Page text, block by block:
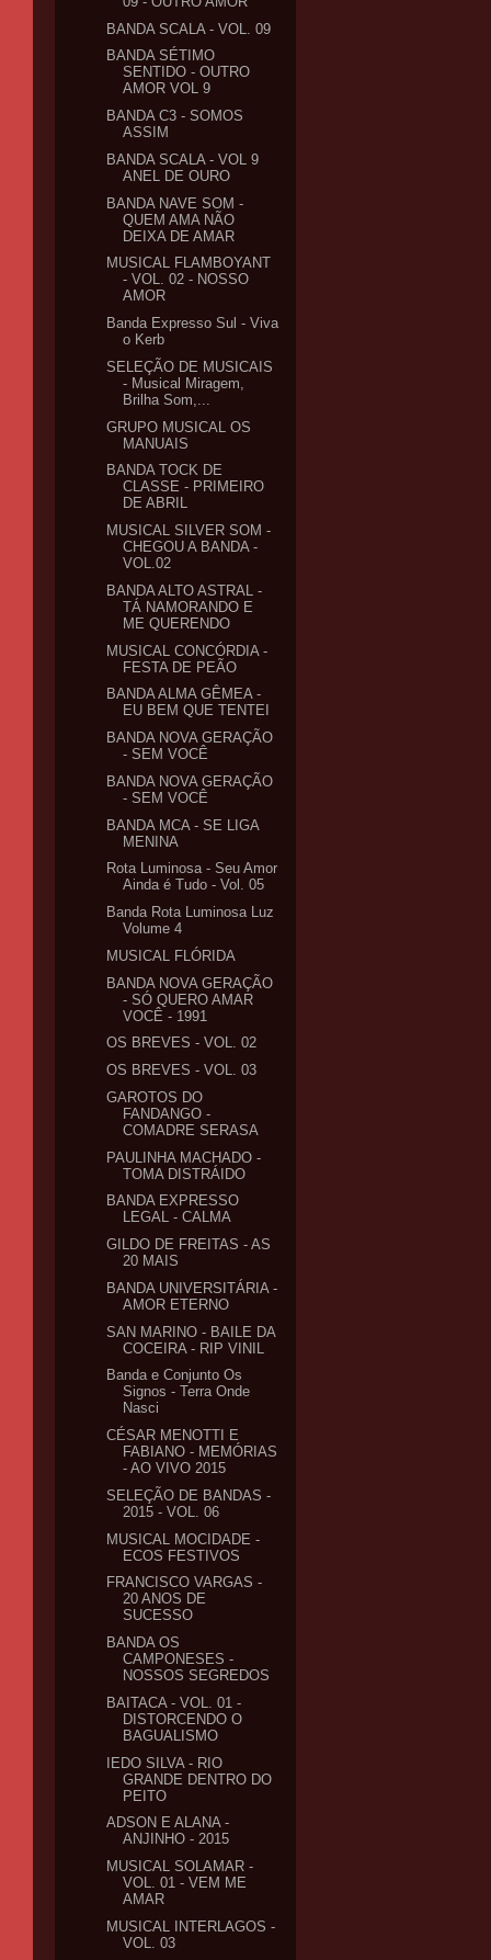
BANDA SCALA - VOL. 09
BANDA SÉTIMO
SENTIDO - OUTRO
AMOR VOL 9
BANDA C3 - SOMOS
ASSIM
BANDA SCALA - VOL 9
ANEL DE OURO
BANDA NAVE SOM -
QUEM AMA NÃO
DEIXA DE AMAR
MUSICAL FLAMBOYANT
- VOL. 02 - NOSSO
AMOR
Banda Expresso Sul - Viva
o Kerb
SELEÇÃO DE MUSICAIS
- Musical Miragem,
Brilha Som,...
GRUPO MUSICAL OS
MANUAIS
BANDA TOCK DE
CLASSE - PRIMEIRO
DE ABRIL
MUSICAL SILVER SOM -
CHEGOU A BANDA -
VOL.02
BANDA ALTO ASTRAL -
TÁ NAMORANDO E
ME QUERENDO
MUSICAL CONCÓRDIA -
FESTA DE PEÃO
BANDA ALMA GÊMEA -
EU BEM QUE TENTEI
BANDA NOVA GERAÇÃO
- SEM VOCÊ
BANDA NOVA GERAÇÃO
- SEM VOCÊ
BANDA MCA - SE LIGA
MENINA
Rota Luminosa - Seu Amor
Ainda é Tudo - Vol. 05
Banda Rota Luminosa Luz
Volume 4
MUSICAL FLÓRIDA
BANDA NOVA GERAÇÃO
- SÓ QUERO AMAR
VOCÊ - 1991
OS BREVES - VOL. 02
OS BREVES - VOL. 03
GAROTOS DO
FANDANGO -
COMADRE SERASA
PAULINHA MACHADO -
TOMA DISTRÁIDO
BANDA EXPRESSO
LEGAL - CALMA
GILDO DE FREITAS - AS
20 MAIS
BANDA UNIVERSITÁRIA -
AMOR ETERNO
SAN MARINO - BAILE DA
COCEIRA - RIP VINIL
Banda e Conjunto Os
Signos - Terra Onde
Nasci
CÉSAR MENOTTI E
FABIANO - MEMÓRIAS
- AO VIVO 2015
SELEÇÃO DE BANDAS -
2015 - VOL. 06
MUSICAL MOCIDADE -
ECOS FESTIVOS
FRANCISCO VARGAS -
20 ANOS DE
SUCESSO
BANDA OS
CAMPONESES -
NOSSOS SEGREDOS
BAITACA - VOL. 01 -
DISTORCENDO O
BAGUALISMO
IEDO SILVA - RIO
GRANDE DENTRO DO
PEITO
ADSON E ALANA -
ANJINHO - 2015
MUSICAL SOLAMAR -
VOL. 01 - VEM ME
AMAR
MUSICAL INTERLAGOS -
VOL. 03